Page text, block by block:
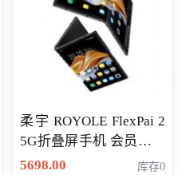
柔宇 ROYOLE FlexPai 2
5G折叠屏手机 会员专享
购买价格 4998元
5698.00 库存0